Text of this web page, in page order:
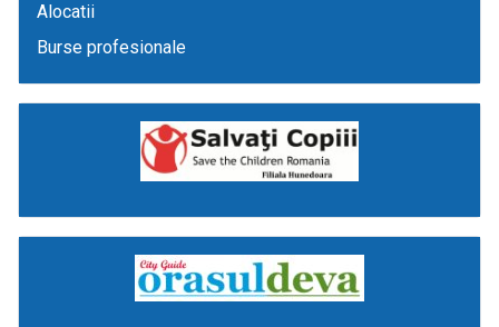
Alocatii
Burse profesionale